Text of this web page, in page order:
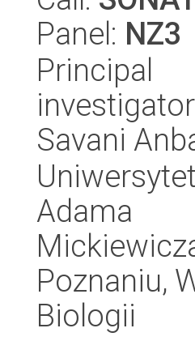
Panel: NZ3
Principal
Savani
Adama
Poznaniu,
Biologii